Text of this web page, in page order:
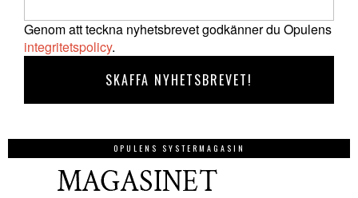
Genom att teckna nyhetsbrevet godkänner du Opulens
integritetspolicy.
OPULENS SYSTERMAGASIN